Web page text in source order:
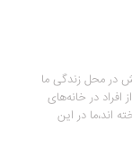
در محل زندگی ما
در خانه‌های
اند،ما در این